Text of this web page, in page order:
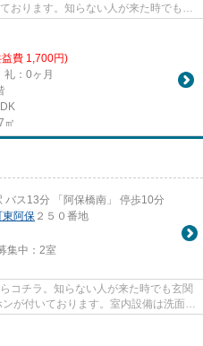
おります。知らない人が来た時でも玄
費 1,700円)
礼：0ヶ月
㎡
バス13分 「阿保橋南」 停歩10分
東阿保 ２５０番地
集中： 2室
コチラ。知らない人が来た時でも玄関
が付いております。室内設備は洗面所